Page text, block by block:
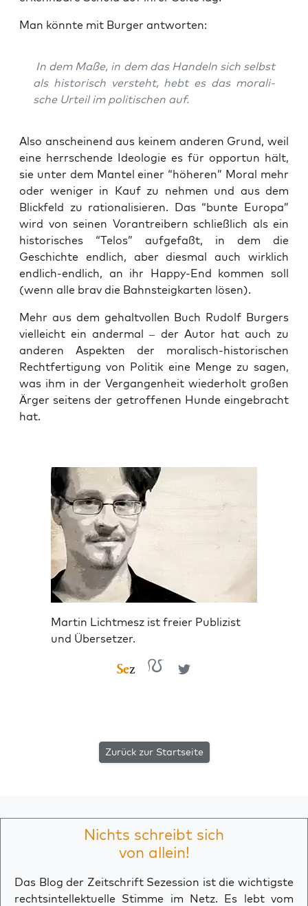
Man könn­te mit Bur­ger antworten:
In dem Maße, in dem das Han­deln sich selbst
als his­to­risch ver­steht, hebt es das mora­li­
sche Urteil im poli­ti­schen auf.
Also anschei­nend aus kei­nem ande­ren Grund, weil
eine herr­schen­de Ideo­lo­gie es für oppor­tun hält,
sie unter dem Man­tel einer “höhe­ren” Moral mehr
oder weni­ger in Kauf zu neh­men und aus dem
Blick­feld zu ratio­na­li­sie­ren. Das “bun­te Euro­pa”
wird von sei­nen Vor­an­trei­bern schließ­lich als ein
his­to­ri­sches “Telos” auf­ge­faßt, in dem die
Geschich­te end­lich, aber dies­mal auch wirk­lich
end­lich-end­lich, an ihr Hap­py-End kom­men soll
(wenn alle brav die Bahn­steig­kar­ten lösen).
Mehr aus dem gehalt­vol­len Buch Rudolf Bur­gers
viel­leicht ein ander­mal – der Autor hat auch zu
ande­ren Aspek­ten der mora­lisch-his­to­ri­schen
Recht­fer­ti­gung von Poli­tik eine Men­ge zu sagen,
was ihm in der Ver­gan­gen­heit wie­der­holt gro­ßen
Ärger sei­tens der getrof­fe­nen Hun­de ein­ge­bracht
hat.
Martin Lichtmesz ist freier Publizist
und Übersetzer.
Zurück zur Startseite
Nichts schreibt sich
von allein!
Das Blog der Zeitschrift Sezession ist die wichtigste
rechtsintellektuelle Stimme im Netz. Es lebt vom